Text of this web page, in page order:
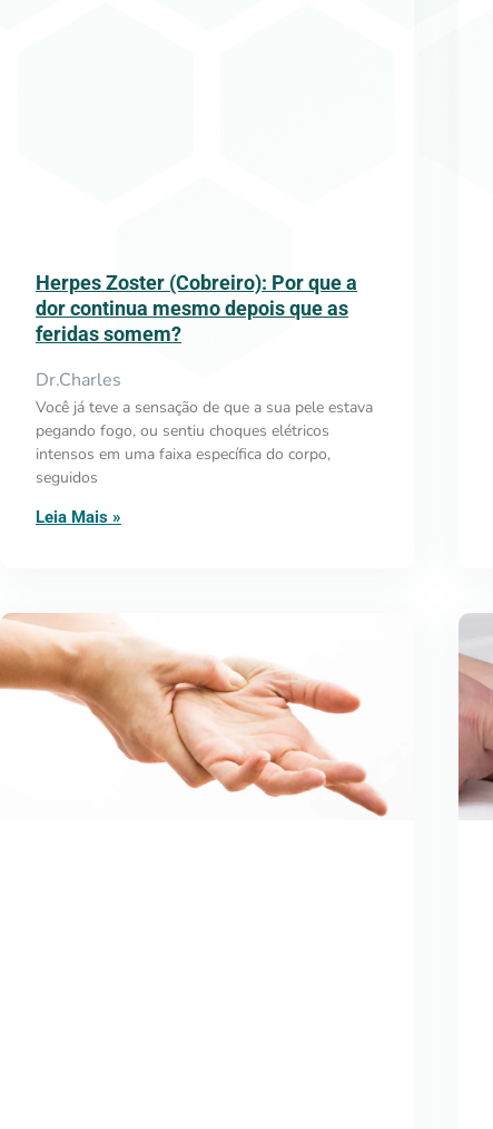
Herpes Zoster (Cobreiro): Por que a
dor continua mesmo depois que as
feridas somem?
Dr.Charles
Você já teve a sensação de que a sua pele estava
pegando fogo, ou sentiu choques elétricos
intensos em uma faixa específica do corpo,
seguidos
Leia Mais »